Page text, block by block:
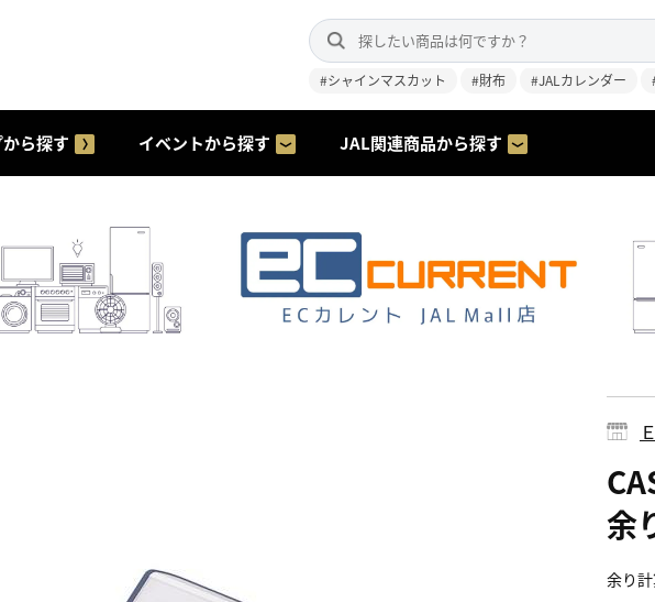
#シャインマスカット #財布 #JALカレンダー
ら探す イベントから探す JAL関連商品から探す
余
余り